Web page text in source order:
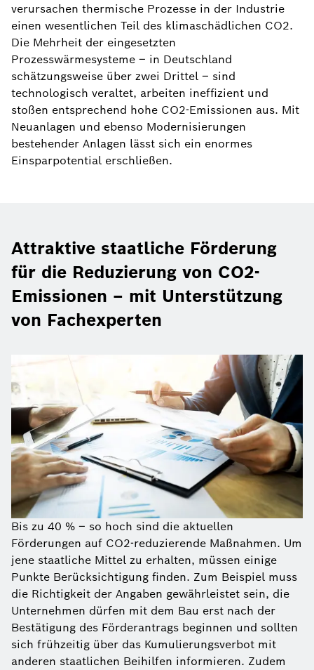
verursachen thermische Prozesse in der Industrie
einen wesentlichen Teil des klimaschädlichen CO2.
Die Mehrheit der eingesetzten
Prozesswärmesysteme – in Deutschland
schätzungsweise über zwei Drittel – sind
technologisch veraltet, arbeiten ineffizient und
stoßen entsprechend hohe CO2-Emissionen aus. Mit
Neuanlagen und ebenso Modernisierungen
bestehender Anlagen lässt sich ein enormes
Einsparpotential erschließen.
Attraktive staatliche Förderung
für die Reduzierung von CO2-
Emissionen – mit Unterstützung
von Fachexperten
Bis zu 40 % – so hoch sind die aktuellen
Förderungen auf CO2-reduzierende Maßnahmen. Um
jene staatliche Mittel zu erhalten, müssen einige
Punkte Berücksichtigung finden. Zum Beispiel muss
die Richtigkeit der Angaben gewährleistet sein, die
Unternehmen dürfen mit dem Bau erst nach der
Bestätigung des Förderantrags beginnen und sollten
sich frühzeitig über das Kumulierungsverbot mit
anderen staatlichen Beihilfen informieren. Zudem